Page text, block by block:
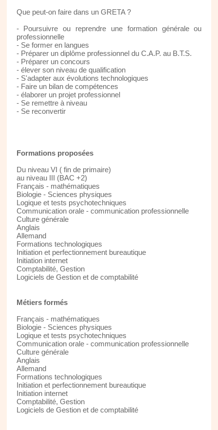
Que peut-on faire dans un GRETA ?
- Poursuivre ou reprendre une formation générale ou
professionnelle
- Se former en langues
- Préparer un diplôme professionnel du C.A.P. au B.T.S.
- Préparer un concours
- élever son niveau de qualification
- S'adapter aux évolutions technologiques
- Faire un bilan de compétences
- élaborer un projet professionnel
- Se remettre à niveau
- Se reconvertir
Formations proposées
Du niveau VI ( fin de primaire)
au niveau III (BAC +2)
Français - mathématiques
Biologie - Sciences physiques
Logique et tests psychotechniques
Communication orale - communication professionnelle
Culture générale
Anglais
Allemand
Formations technologiques
Initiation et perfectionnement bureautique
Initiation internet
Comptabilité, Gestion
Logiciels de Gestion et de comptabilité
Métiers formés
Français - mathématiques
Biologie - Sciences physiques
Logique et tests psychotechniques
Communication orale - communication professionnelle
Culture générale
Anglais
Allemand
Formations technologiques
Initiation et perfectionnement bureautique
Initiation internet
Comptabilité, Gestion
Logiciels de Gestion et de comptabilité